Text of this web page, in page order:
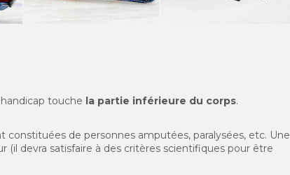
touche la partie inférieure du corps.
constituées de personnes amputées, paralysées, etc. Une
devra satisfaire à des critères scientifiques pour être